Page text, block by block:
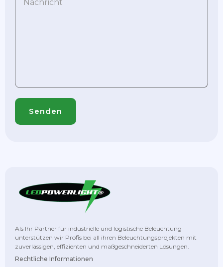
Als Ihr Partner für industrielle und logistische Beleuchtung
unterstützen wir Profis bei all ihren Beleuchtungsprojekten mit
zuverlässigen, effizienten und maßgeschneiderten Lösungen.
Rechtliche Informationen